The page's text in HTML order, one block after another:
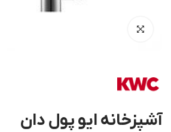
آشپزخانه ایو پول دان